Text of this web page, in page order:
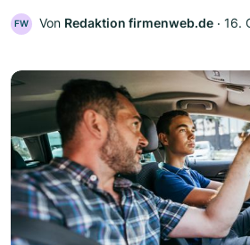
FW Von Redaktion firmenweb.de ‧ 16.